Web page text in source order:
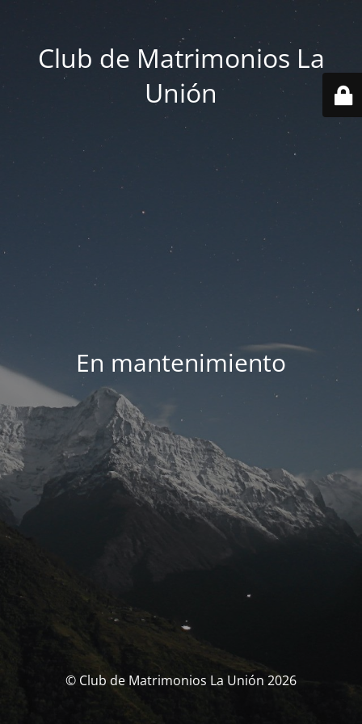
Club de Matrimonios La
Unión
En mantenimiento
© Club de Matrimonios La Unión 2026